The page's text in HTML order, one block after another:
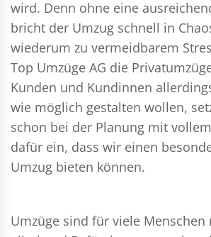
wird. Denn ohne eine
bricht der Umzug schnell in
wiederum zu vermeidbarem
Top Umzüge AG die
Kunden und Kundinnen
wie möglich gestalten wollen,
schon bei der Planung mit
dafür ein, dass wir einen
Umzug bieten können.
Umzüge sind für viele Menschen